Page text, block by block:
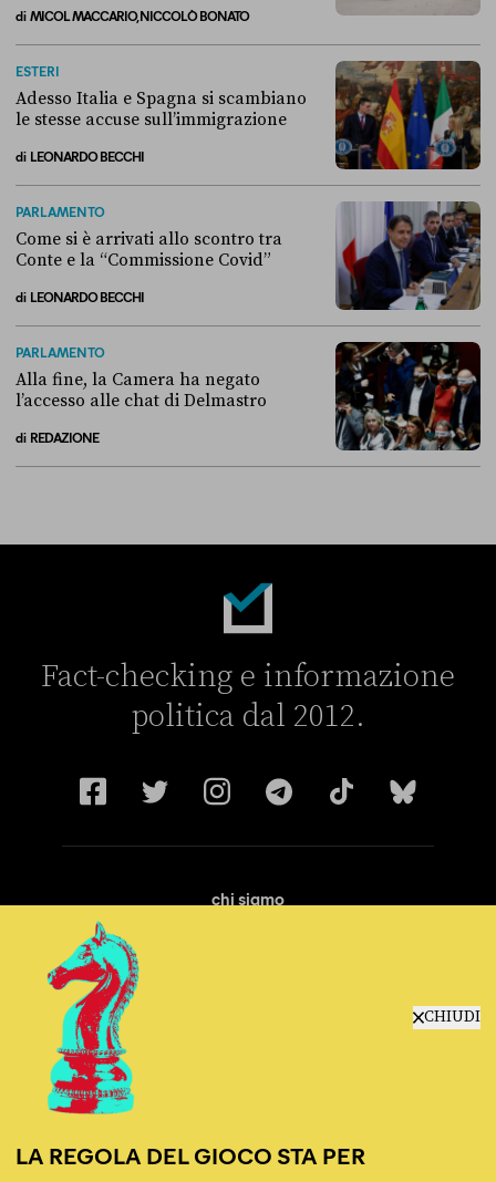
CHIUDI
LA REGOLA DEL GIOCO STA PER
diMICOL MACCARIO, NICCOLÒ BONATO
ESTERI
Adesso Italia e Spagna si scambiano
le stesse accuse sull’immigrazione
di LEONARDO BECCHI
PARLAMENTO
Come si è arrivati allo scontro tra
Conte e la “Commissione Covid”
di LEONARDO BECCHI
PARLAMENTO
Alla fine, la Camera ha negato
l’accesso alle chat di Delmastro
di REDAZIONE
Fact-checking e informazione
politica dal 2012.
chi siamo